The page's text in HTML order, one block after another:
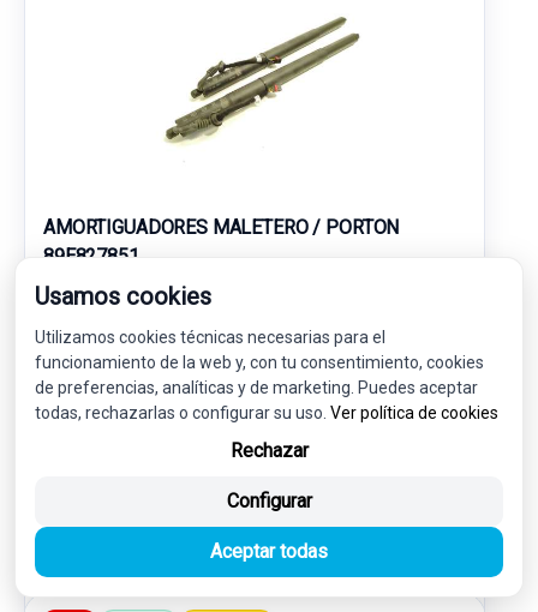
AMORTIGUADORES MALETERO / PORTON
89E827851
AUDI Q4 E-TRON SPORTBACK (F4N) 40 E-TRON
140,00 €
133,00 € sin IVA.
160,93 € (IVA incl.)
Usamos cookies
Utilizamos cookies técnicas necesarias para el
funcionamiento de la web y, con tu consentimiento, cookies
de preferencias, analíticas y de marketing. Puedes aceptar
todas, rechazarlas o configurar su uso. Ver política de cookies
Rechazar
Configurar
Aceptar todas